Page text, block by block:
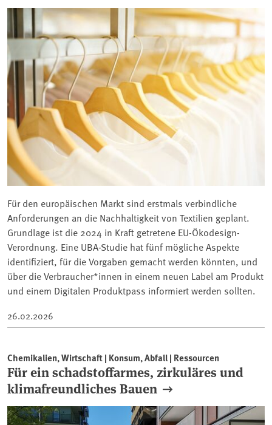
Für den europäischen Markt sind erstmals verbindliche
Anforderungen an die Nachhaltigkeit von Textilien geplant.
Grundlage ist die 2024 in Kraft getretene EU-Ökodesign-
Verordnung. Eine UBA-Studie hat fünf mögliche Aspekte
identifiziert, für die Vorgaben gemacht werden könnten, und
über die Verbraucher*innen in einem neuen Label am Produkt
und einem Digitalen Produktpass informiert werden sollten.
26.02.2026
Chemikalien, Wirtschaft | Konsum, Abfall | Ressourcen
Für ein schadstoffarmes, zirkuläres und
klimafreundliches Bauen